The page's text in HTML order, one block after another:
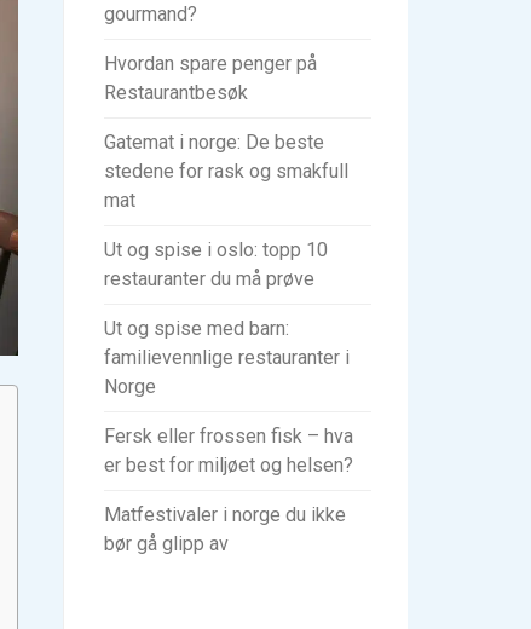
gourmand?
Hvordan spare penger på
Restaurantbesøk
Gatemat i norge: De beste
stedene for rask og smakfull
mat
Ut og spise i oslo: topp 10
restauranter du må prøve
Ut og spise med barn:
familievennlige restauranter i
Norge
Fersk eller frossen fisk – hva
er best for miljøet og helsen?
Matfestivaler i norge du ikke
bør gå glipp av